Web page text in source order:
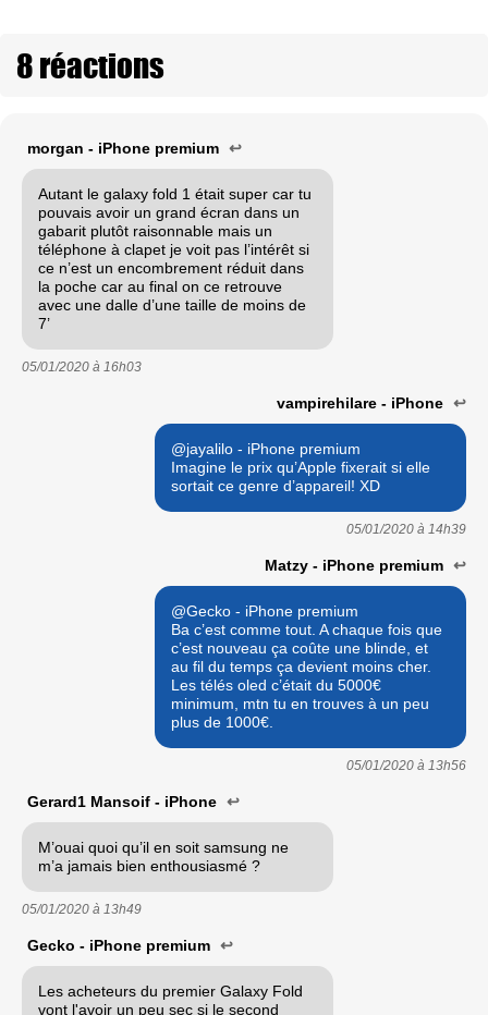
8 réactions
morgan - iPhone premium ↩
Autant le galaxy fold 1 était super car tu
pouvais avoir un grand écran dans un
gabarit plutôt raisonnable mais un
téléphone à clapet je voit pas l’intérêt si
ce n’est un encombrement réduit dans
la poche car au final on ce retrouve
avec une dalle d’une taille de moins de
7’
05/01/2020 à 16h03
vampirehilare - iPhone ↩
@jayalilo - iPhone premium
Imagine le prix qu’Apple fixerait si elle
sortait ce genre d’appareil! XD
05/01/2020 à 14h39
Matzy - iPhone premium ↩
@Gecko - iPhone premium
Ba c’est comme tout. A chaque fois que
c’est nouveau ça coûte une blinde, et
au fil du temps ça devient moins cher.
Les télés oled c’était du 5000€
minimum, mtn tu en trouves à un peu
plus de 1000€.
05/01/2020 à 13h56
Gerard1 Mansoif - iPhone ↩
M’ouai quoi qu’il en soit samsung ne
m’a jamais bien enthousiasmé ?
05/01/2020 à 13h49
Gecko - iPhone premium ↩
Les acheteurs du premier Galaxy Fold
vont l'avoir un peu sec si le second